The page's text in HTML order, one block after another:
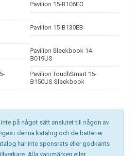
Pavilion 15-B106EO
Pavilion 15-B130EB
Pavilion Sleekbook 14-
B019US
Pavilion TouchSmart 15-
B150US Sleekbook
på något sätt anslutet till någon av
i denna katalog och de batterier
har inte sponsrats eller godkänts
Alla varumärken eller